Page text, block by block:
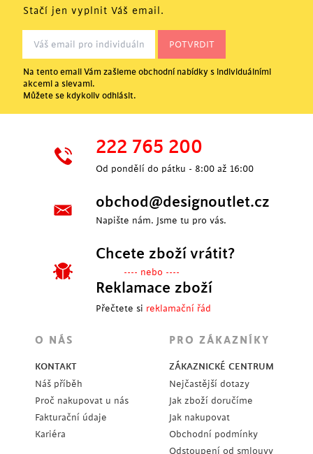
Stačí jen vyplnit Váš email.
Na tento email Vám zašleme obchodní nabídky s individuálními
akcemi a slevami.
Můžete se kdykoliv odhlásit.
222 765 200
Od pondělí do pátku - 8:00 až 16:00
obchod@designoutlet.cz
Napište nám. Jsme tu pro vás.
Chcete zboží vrátit?
---- nebo ----
Reklamace zboží
Přečtete si reklamační řád
O NÁS
KONTAKT
Náš příběh
Proč nakupovat u nás
Fakturační údaje
Kariéra
PRO ZÁKAZNÍKY
ZÁKAZNICKÉ CENTRUM
Nejčastější dotazy
Jak zboží doručíme
Jak nakupovat
Obchodní podmínky
Odstoupení od smlouvy